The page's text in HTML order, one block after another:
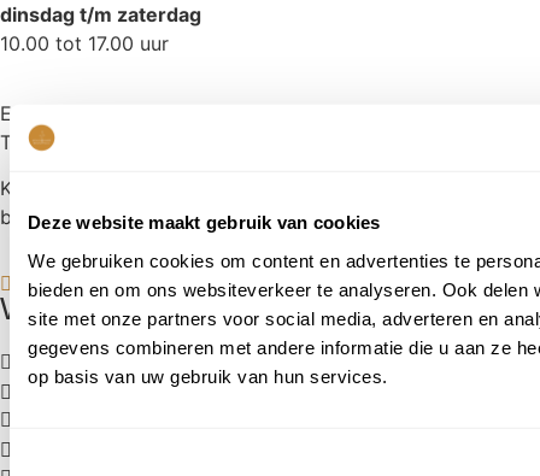
Deze website maakt gebruik van cookies
We gebruiken cookies om content en advertenties te
bieden en om ons websiteverkeer te analyseren. Ook
site met onze partners voor social media, adverteren en
gegevens combineren met andere informatie die u aan ze
op basis van uw gebruik van hun services.
Toestemmingsselectie
dinsdag t/m zaterdag
10.00 tot 17.00 uur
E:
T:
023 5277256
KvK: 57614229
btw: NL001509894B48
Waarom Het Koetshuys?
Familiebedrijf; 3 generaties passie voor bloemen
Freek; meer dan 45 jaar ervaring